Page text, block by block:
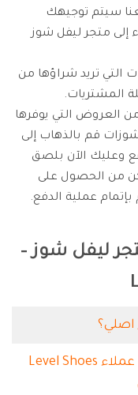
سيتم توجيهك
إلى متجر ليفل شوز
التي تريد شراؤها من
المشتريات.
العروض التي يوفرها
قم بالذهاب إلى
وعليك الآن بلصق
من الحصول على
عملية الدفع.
ليفل شوز –
رقم ليفل شوز | تواصل مع خدمة عملاء Level Shoes